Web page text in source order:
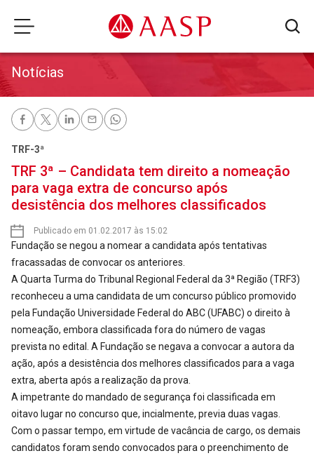
Notícias
TRF-3ª
TRF 3ª – Candidata tem direito a nomeação
para vaga extra de concurso após
desistência dos melhores classificados
Publicado em 01.02.2017 às 15:02
Fundação se negou a nomear a candidata após tentativas
fracassadas de convocar os anteriores.
A Quarta Turma do Tribunal Regional Federal da 3ª Região (TRF3)
reconheceu a uma candidata de um concurso público promovido
pela Fundação Universidade Federal do ABC (UFABC) o direito à
nomeação, embora classificada fora do número de vagas
prevista no edital. A Fundação se negava a convocar a autora da
ação, após a desistência dos melhores classificados para a vaga
extra, aberta após a realização da prova.
A impetrante do mandado de segurança foi classificada em
oitavo lugar no concurso que, incialmente, previa duas vagas.
Com o passar tempo, em virtude de vacância de cargo, os demais
candidatos foram sendo convocados para o preenchimento de